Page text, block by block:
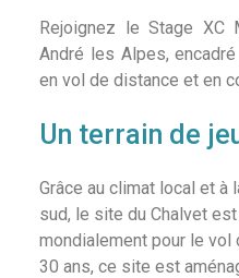
Rejoignez le Stage XC
André les Alpes,
en vol de distance et en
Un terrain de
Grâce au climat local et
sud, le site du Chalvet
mondialement pour le
30 ans, ce site est